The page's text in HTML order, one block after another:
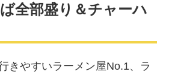
全部盛り＆チャーハ
きやすいラーメン屋No.1、ラ